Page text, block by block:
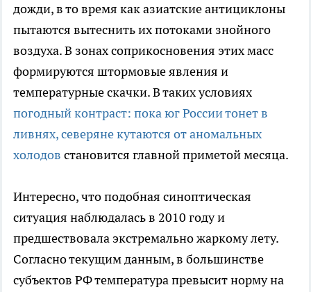
дожди, в то время как азиатские антициклоны
пытаются вытеснить их потоками знойного
воздуха. В зонах соприкосновения этих масс
формируются штормовые явления и
температурные скачки. В таких условиях
погодный контраст: пока юг России тонет в
ливнях, северяне кутаются от аномальных
холодов становится главной приметой месяца.
Интересно, что подобная синоптическая
ситуация наблюдалась в 2010 году и
предшествовала экстремально жаркому лету.
Согласно текущим данным, в большинстве
субъектов РФ температура превысит норму на